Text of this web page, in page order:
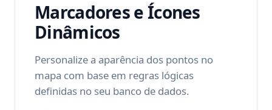
Marcadores e Ícones
Dinâmicos
Personalize a aparência dos pontos no
mapa com base em regras lógicas
definidas no seu banco de dados.